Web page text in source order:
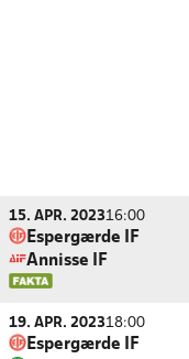
15. APR. 202316:00
Espergærde IF
Annisse IF
19. APR. 202318:00
Espergærde IF